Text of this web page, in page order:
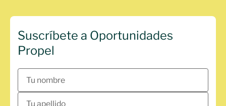
Suscríbete a Oportunidades
Propel